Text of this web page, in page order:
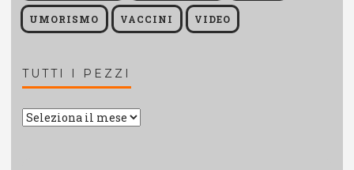
UMORISMO VACCINI VIDEO
TUTTI I PEZZI
Tutti